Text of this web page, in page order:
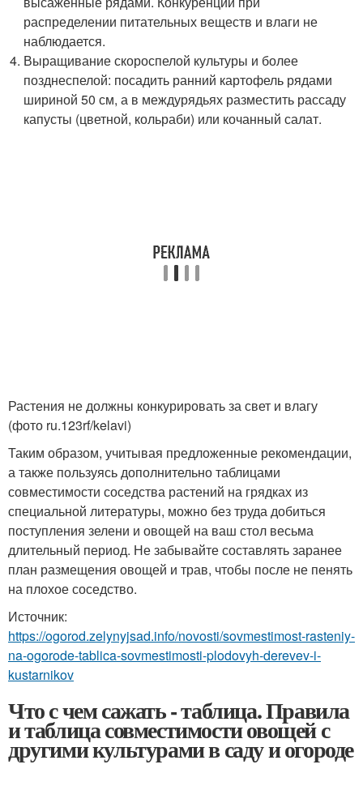
распределении питательных веществ и влаги не
наблюдается.
Выращивание скороспелой культуры и более
позднеспелой: посадить ранний картофель рядами
шириной 50 см, а в междурядьях разместить рассаду
капусты (цветной, кольраби) или кочанный салат.
Растения не должны конкурировать за свет и влагу
(фото ru.123rf/kelavi)
Таким образом, учитывая предложенные рекомендации,
а также пользуясь дополнительно таблицами
совместимости соседства растений на грядках из
специальной литературы, можно без труда добиться
поступления зелени и овощей на ваш стол весьма
длительный период. Не забывайте составлять заранее
план размещения овощей и трав, чтобы после не пенять
на плохое соседство.
Источник:
https://ogorod.zelynyjsad.info/novosti/sovmestimost-rasteniy-
na-ogorode-tablica-sovmestimosti-plodovyh-derevev-i-
kustarnikov
Что с чем сажать - таблица. Правила
и таблица совместимости овощей с
другими культурами в саду и огороде